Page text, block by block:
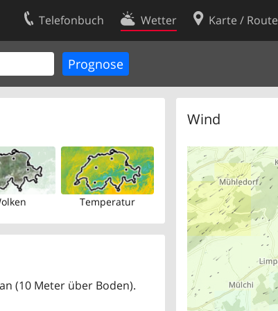
Telefonbuch Wetter Karte / Route
Temperatur
(10 Meter über Boden).
Wind
Kontakt
Nutzungsbedingungen